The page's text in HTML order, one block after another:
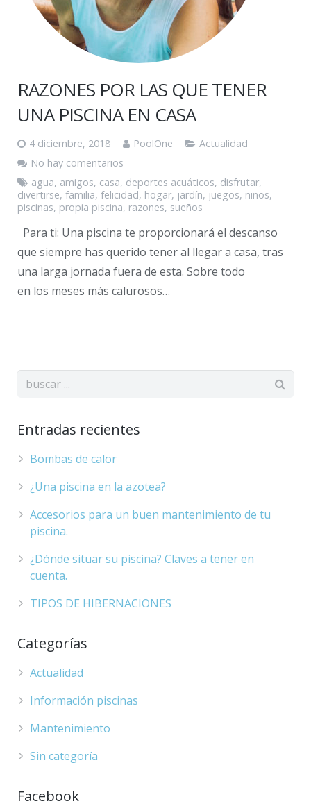
RAZONES POR LAS QUE TENER
UNA PISCINA EN CASA
4 diciembre, 2018 PoolOne
Actualidad
No hay comentarios
agua, amigos, casa, deportes acuáticos, disfrutar,
divertirse, familia, felicidad, hogar, jardín, juegos, niños,
piscinas, propia piscina, razones, sueños
Para ti: Una piscina te proporcionará el descanso
que siempre has querido tener al llegar a casa, tras
una larga jornada fuera de esta. Sobre todo
en los meses más calurosos…
Entradas recientes
Bombas de calor
¿Una piscina en la azotea?
Accesorios para un buen mantenimiento de tu
piscina.
¿Dónde situar su piscina? Claves a tener en
cuenta.
TIPOS DE HIBERNACIONES
Categorías
Actualidad
Información piscinas
Mantenimiento
Sin categoría
Facebook